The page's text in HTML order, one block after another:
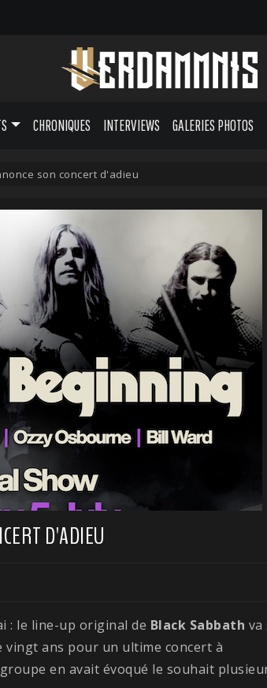
CHRONIQUES INTERVIEWS GALERIES PHOTOS
son concert d'adieu
D'ADIEU
: le line-up original de Black Sabbath va
ans pour un ultime concert à
en avait évoqué le souhait